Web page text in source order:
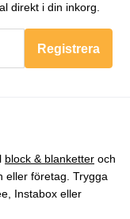
direkt i din inkorg.
Registrera
block & blanketter och
eller företag. Trygga
Instabox eller